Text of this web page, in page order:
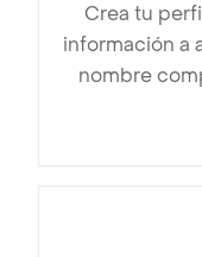
Crea tu
información a
nombre